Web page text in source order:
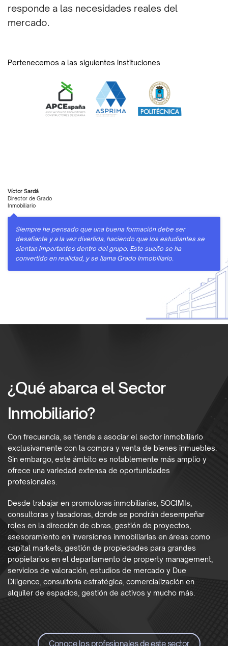
responde a las necesidades reales del
mercado.
Pertenecemos a las siguientes instituciones
Víctor Sardá
Director de Grado
Inmobiliario
Siempre he pensado que una buena formación debe ser
desafiante y a la vez divertida, haciendo que los estudiantes se
sientan importantes dentro del grupo. Este sueño se ha
convertido en realidad, y se llama Grado Inmobiliario.
¿Qué abarca el Sector
Inmobiliario?
Con frecuencia, se tiende a asociar el sector inmobiliario
exclusivamente con la compra y venta de bienes inmuebles.
Sin embargo, este ámbito es notablemente más amplio y
ofrece una variedad extensa de oportunidades
profesionales.
Desde trabajar en promotoras inmobiliarias, SOCIMIs,
consultoras y tasadoras, donde se pondrán desempeñar
roles en la dirección de obras, gestión de proyectos,
asesoramiento en inversiones inmobiliarias en áreas como
capital markets, gestión de propiedades para grandes
propietarios en el departamento de property management,
servicios de valoración, estudios de mercado y Due
Diligence, consultoría estratégica, comercialización en
alquiler de espacios, gestión de activos y mucho más.
Conoce los profesionales de este sector